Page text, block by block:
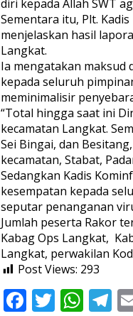
a
n
C
i
d
-
1
9
M
e
l
a
l
u
i
V
i
d
c
o
n
diri kepada Allah SWT
Sementara itu, Plt.
menjelaskan hasil
Langkat.
Ia mengatakan maksud
kepada seluruh
meminimalisir
“Total hingga saat ini
kecamatan Langkat.
Sei Bingai, dan
kecamatan, Stabat,
Sedangkan Kadis
kesempatan kepada
seputar penanganan
Jumlah peserta Rakor
Kabag Ops Langkat,
Langkat, perwakilan
Post Views: 293
F T W T